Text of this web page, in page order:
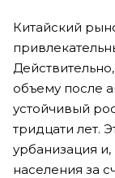
Китайский
объему после
устойчивый
тридцати лет.
урбанизация
населения за